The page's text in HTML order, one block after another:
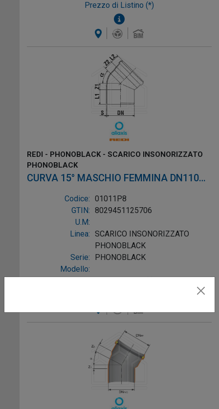
Prezzo di Listino (*)
REDI - PHONOBLACK - SCARICO INSONORIZZATO
PHONOBLACK
CURVA 15° MASCHIO FEMMINA DN110
PVC NERO
Codice: 01011P8
GTIN: 8029451125706
U.M:
Linea: SCARICO INSONORIZZATO
PHONOBLACK
Serie:
PHONOBLACK
Modello: